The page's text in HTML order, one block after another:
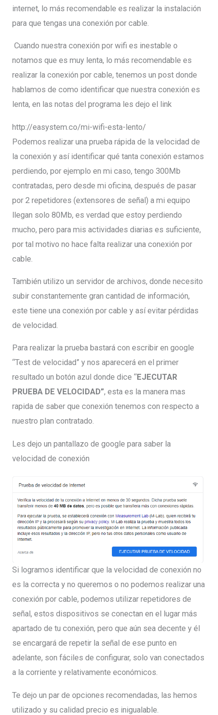
internet, lo más recomendable es realizar la instalación
para que tengas una conexión por cable.
Cuando nuestra conexión por wifi es inestable o
notamos que es muy lenta, lo más recomendable es
realizar la conexión por cable, tenemos un post donde
hablamos de como identificar que nuestra conexión es
lenta, en las notas del programa les dejo el link
http://easystem.co/mi-wifi-esta-lento/
Podemos realizar una prueba rápida de la velocidad de
la conexión y así identificar qué tanta conexión estamos
perdiendo, por ejemplo en mi caso, tengo 300Mb
contratadas, pero desde mi oficina, después de pasar
por 2 repetidores (extensores de señal) a mi equipo
llegan solo 80Mb, es verdad que estoy perdiendo
mucho, pero para mis actividades diarias es suficiente,
por tal motivo no hace falta realizar una conexión por
cable.
También utilizo un servidor de archivos, donde necesito
subir constantemente gran cantidad de información,
este tiene una conexión por cable y así evitar pérdidas
de velocidad.
Para realizar la prueba bastará con escribir en google
“Test de velocidad” y nos aparecerá en el primer
resultado un botón azul donde dice “EJECUTAR
PRUEBA DE VELOCIDAD”, esta es la manera mas
rapida de saber que conexión tenemos con respecto a
nuestro plan contratado.
Les dejo un pantallazo de google para saber la
velocidad de conexión
Si logramos identificar que la velocidad de conexión no
es la correcta y no queremos o no podemos realizar una
conexión por cable, podemos utilizar repetidores de
señal, estos dispositivos se conectan en el lugar más
apartado de tu conexión, pero que aún sea decente y él
se encargará de repetir la señal de ese punto en
adelante, son fáciles de configurar, solo van conectados
a la corriente y relativamente económicos.
Te dejo un par de opciones recomendadas, las hemos
utilizado y su calidad precio es inigualable.